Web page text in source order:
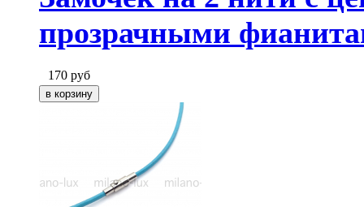
прозрачными
170 руб